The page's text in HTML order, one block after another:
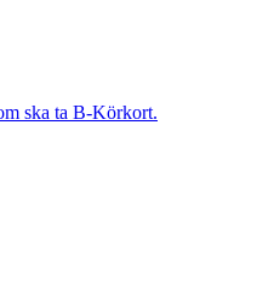
ska ta B-Körkort.